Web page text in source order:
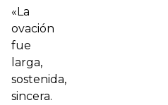
«La
ovación
fue
larga,
sostenida,
sincera.